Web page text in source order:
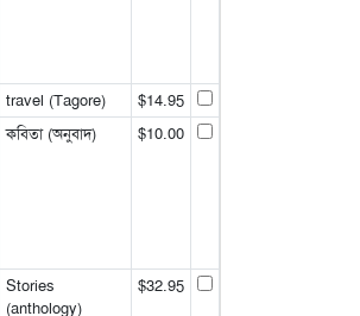
travel (Tagore)
$14.95
কবিতা (অনুবাদ) $10.00
Stories
(anthology)
$32.95